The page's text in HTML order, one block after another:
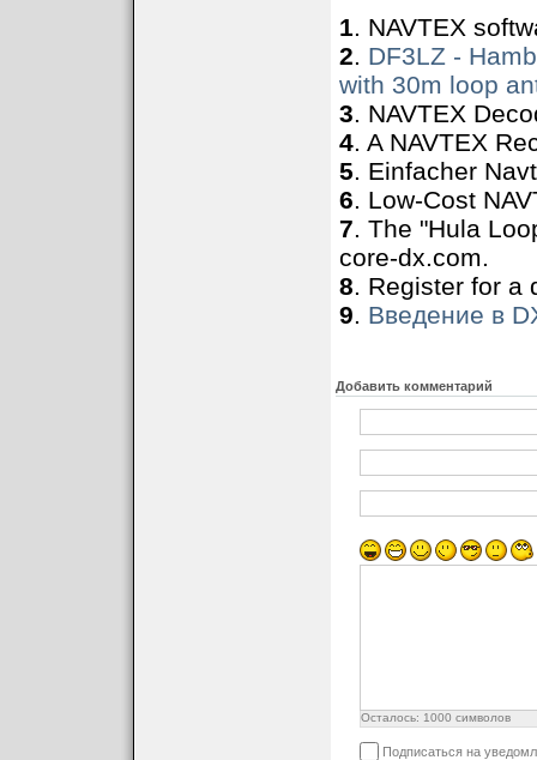
11 февраля
исправлено
некоторые
можно
формате.
NAVTEX по email. Теперь Вы
отправки сообщения email
форме 'STATION(S)
NM E
вернет все forecast-
письмо будет отправлен
работы почтовых серверов
адреса
1. NAVTEX
2. DF3LZ -
with 30m loop
3. NAVTEX
4. A NAVTEX
5. Einfacher
6. Low-Cost
7. The "Hula
core-dx.com.
8. Register for a
9. Введение в
Добавить комментарий
Осталось: 1000 символов
Подписаться на